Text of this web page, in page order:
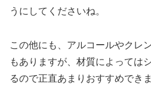
うにしてくださいね。
この他にも、アルコールやクレ
もありますが、材質によっては
るので正直あまりおすすめできま